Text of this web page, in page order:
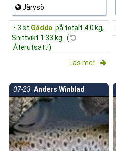
Järvsö
• 3 st Gädda på totalt 4.0 kg,
Snittvikt 1.33 kg. (
Återutsatt!)
Läs mer...
07-23 Anders Winblad